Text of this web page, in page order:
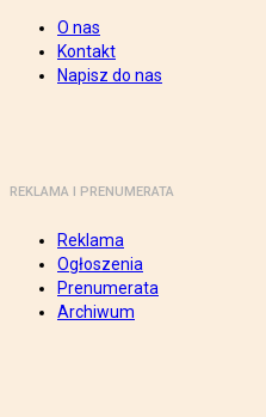
O nas
Kontakt
Napisz do nas
REKLAMA I PRENUMERATA
Reklama
Ogłoszenia
Prenumerata
Archiwum